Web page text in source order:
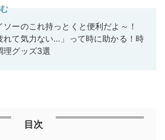
ソーのこれ持っとくと便利だよ～！
れて気力ない…」って時に助かる！時
理グッズ3選
目次